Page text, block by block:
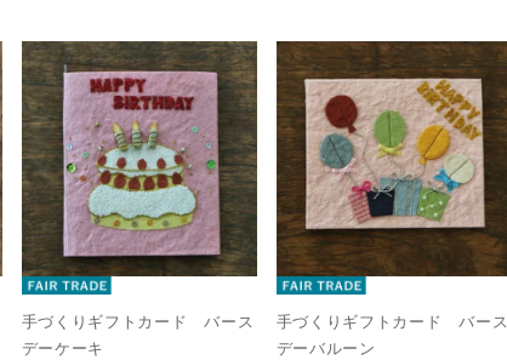
手づくりギフトカード バース
デーケーキ
手づくりギフトカード バース
デーバルーン